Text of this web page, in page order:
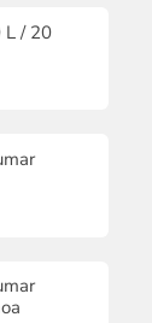
L / 20